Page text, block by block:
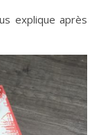
explique après